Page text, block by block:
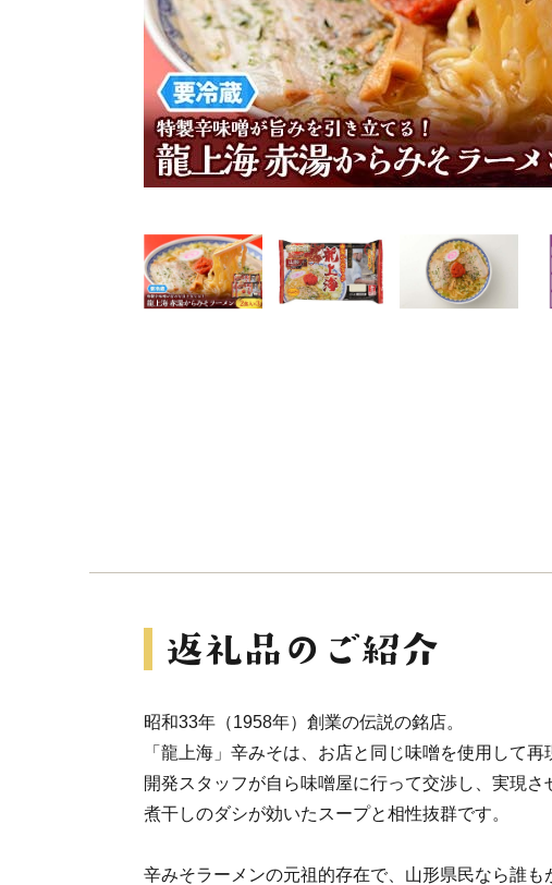
昭和33年（1958年）創業の伝説の銘店。
「龍上海」辛みそは、お店と同じ味噌を使用して再
開発スタッフが自ら味噌屋に行って交渉し、実現さ
煮干しのダシが効いたスープと相性抜群です。
辛みそラーメンの元祖的存在で、山形県民なら誰も